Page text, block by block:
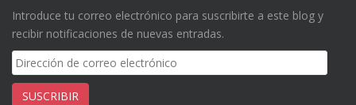
Introduce tu correo electrónico para suscribirte a este blog y
recibir notificaciones de nuevas entradas.
Dirección
de
correo
SUSCRIBIR